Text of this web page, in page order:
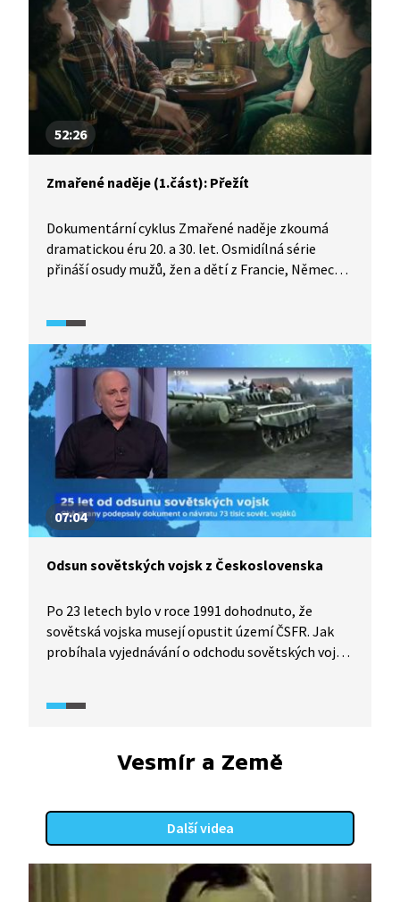
Apollo 1. Pořad je součástí série, kterou ČT
připravila k 50. výročí přistání člověka na Měsíci.
52:26
Zmařené naděje (1.část): Přežít
Dokumentární cyklus Zmařené naděje zkoumá
dramatickou éru 20. a 30. let. Osmidílná série
přináší osudy mužů, žen a dětí z Francie, Německa,
a pamětí.
07:04
Odsun sovětských vojsk z Československa
Po 23 letech bylo v roce 1991 dohodnuto, že
sovětská vojska musejí opustit území ČSFR. Jak
probíhala vyjednávání o odchodu sovětských vojsk
Vesmír a Země
Další videa